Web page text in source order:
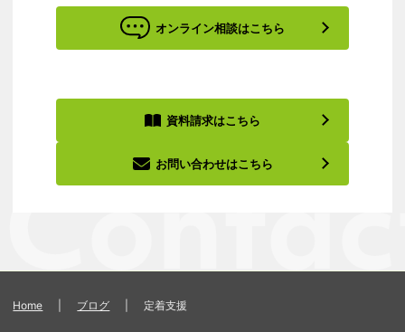
オンライン相談はこちら
資料請求はこちら
お問い合わせはこちら
Home ブログ 定着支援